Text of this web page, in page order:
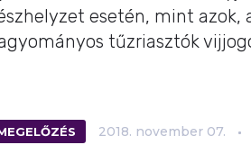
esetén, mint azok,
tűzriasztók
2018. november 07.